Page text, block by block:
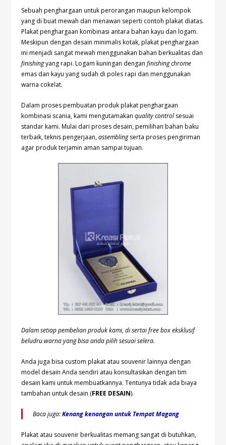
Sebuah penghargaan untuk perorangan maupun kelompok
yang di buat mewah dan menawan seperti contoh plakat diatas.
Plakat penghargaan kombinasi antara bahan kayu dan logam.
Meskipun dengan desain minimalis kotak, plakat penghargaan
ini menjadi sangat mewah menggunakan bahan berkualitas dan
finishingyang rapi. Logam kuningan denganfinishing chrome
emas dan kayu yang sudah di poles rapi dan menggunakan
warna cokelat.
Dalam proses pembuatan produk plakat penghargaan
kombinasi scania, kami mengutamakanquality controlsesuai
standar kami. Mulai dari proses desain, pemilihan bahan baku
terbaik, teknis pengerjaan,assemblingserta proses pengiriman
agar produk terjamin aman sampai tujuan.
Dalam setiap pembelian produk kami, di sertai free box eksklusif
beludru warna yang bisa anda pilih sesuai selera.
Anda juga bisa custom plakat atau souvenir lainnya dengan
model desain Anda sendiri atau konsultasikan dengan tim
desain kami untuk membuatkannya. Tentunya tidak ada biaya
tambahan untuk desain (FREE DESAIN).
Baca juga:Kenang kenangan untuk Tempat Magang
Plakat atau souvenir berkualitas memang sangat di butuhkan,